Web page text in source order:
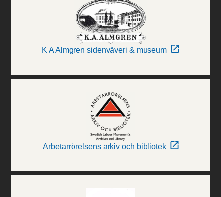
K A Almgren sidenväveri & museum
Arbetarrörelsens arkiv och bibliotek